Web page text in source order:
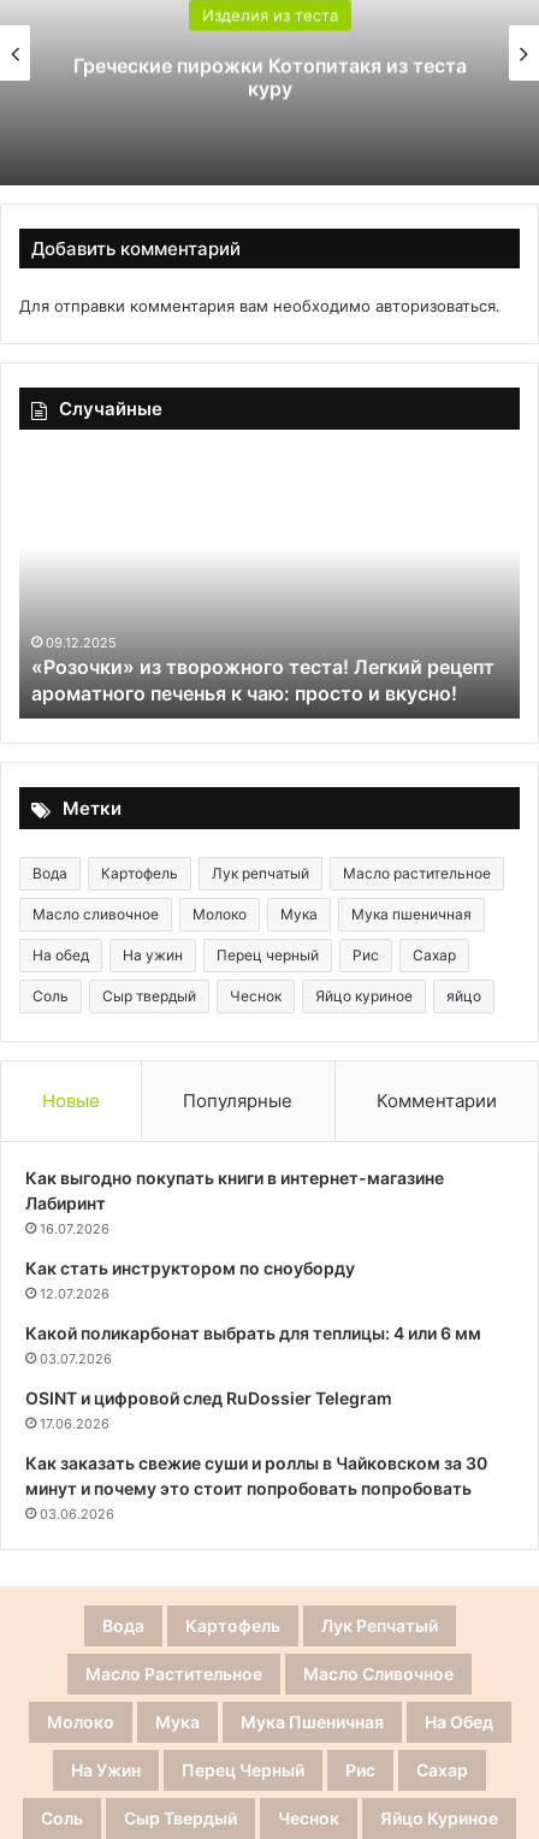
Изделия из теста
Греческие пирожки Котопитакя из теста
куру
Добавить комментарий
Для отправки комментария вам необходимо авторизоваться.
Случайные
печенья
чаю:
просто
и
вкусно!
09.12.2025
«Розочки» из творожного теста! Легкий рецепт
ароматного печенья к чаю: просто и вкусно!
Метки
Вода Картофель Лук репчатый Масло растительное
Масло сливочное Молоко Мука Мука пшеничная
На обед На ужин Перец черный Рис Сахар
Соль Сыр твердый Чеснок Яйцо куриное яйцо
Новые Популярные Комментарии
Как выгодно покупать книги в интернет-магазине
Лабиринт
16.07.2026
Как стать инструктором по сноуборду
12.07.2026
Какой поликарбонат выбрать для теплицы: 4 или 6 мм
03.07.2026
OSINT и цифровой след RuDossier Telegram
17.06.2026
Как заказать свежие суши и роллы в Чайковском за 30
минут и почему это стоит попробовать попробовать
03.06.2026
Вода Картофель Лук Репчатый
Масло Растительное Масло Сливочное
Молоко Мука Мука Пшеничная На Обед
На Ужин Перец Черный Рис Сахар
Соль Сыр Твердый Чеснок Яйцо Куриное